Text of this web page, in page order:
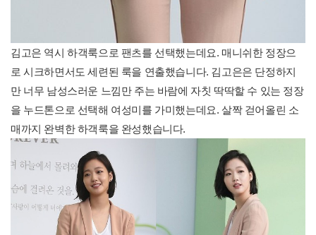
김고은 역시 하객룩으로 팬츠를 선택했는데요. 매니쉬한 정장으
로 시크하면서도 세련된 룩을 연출했습니다. 김고은은 단정하지
만 너무 남성스러운 느낌만 주는 바람에 자칫 딱딱할 수 있는 정장
을 누드톤으로 선택해 여성미를 가미했는데요. 살짝 걷어올린 소
매까지 완벽한 하객룩을 완성했습니다.